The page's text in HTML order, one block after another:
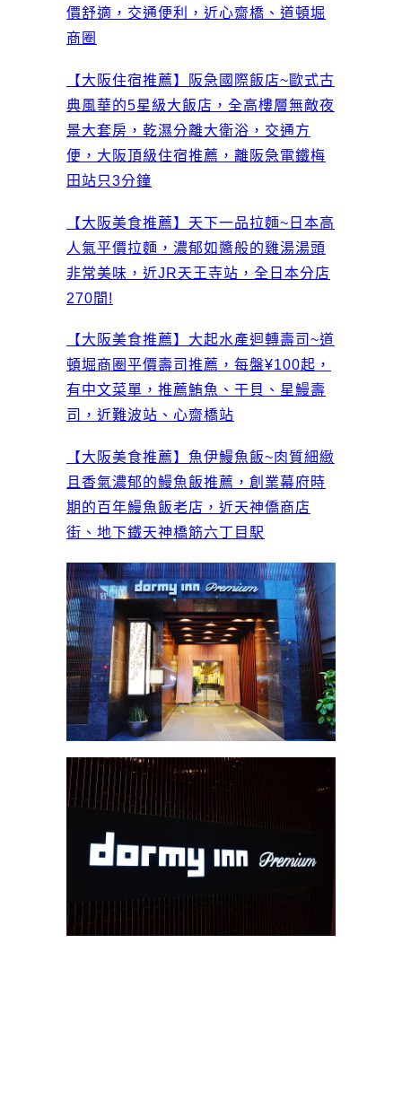
價舒適，交通便利，近心齋橋、道頓堀
商圈
【大阪住宿推薦】阪急國際飯店~歐式古
典風華的5星級大飯店，全高樓層無敵夜
景大套房，乾濕分離大衛浴，交通方
便，大阪頂級住宿推薦，離阪急電鐵梅
田站只3分鐘
【大阪美食推薦】天下一品拉麵~日本高
人氣平價拉麵，濃郁如醬般的雞湯湯頭
非常美味，近JR天王寺站，全日本分店
270間!
【大阪美食推薦】大起水產迴轉壽司~道
頓堀商圈平價壽司推薦，每盤¥100起，
有中文菜單，推薦鮪魚、干貝、星鰻壽
司，近難波站、心齋橋站
【大阪美食推薦】魚伊鰻魚飯~肉質細緻
且香氣濃郁的鰻魚飯推薦，創業幕府時
期的百年鰻魚飯老店，近天神僑商店
街、地下鐵天神橋筋六丁目駅